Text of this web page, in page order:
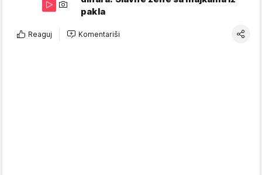
pakla
Reaguj Komentariši